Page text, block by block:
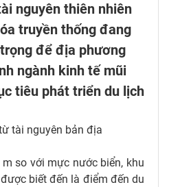
nguyên thiên nhiên
truyền thống đang
để địa phương
ngành kinh tế mũi
tiêu phát triển du lịch
tài nguyên bản địa
so với mực nước biển, khu
biết đến là điểm đến du